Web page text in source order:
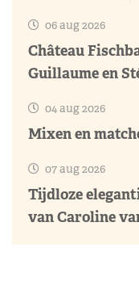
06 aug 2026
Château
Guillaume en
04 aug 2026
Mixen en
07 aug 2026
Tijdloze
van Caroline